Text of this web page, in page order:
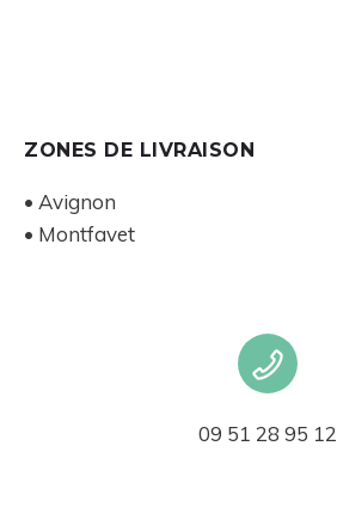
ZONES DE LIVRAISON
• Avignon
• Montfavet
09 51 28 95 12